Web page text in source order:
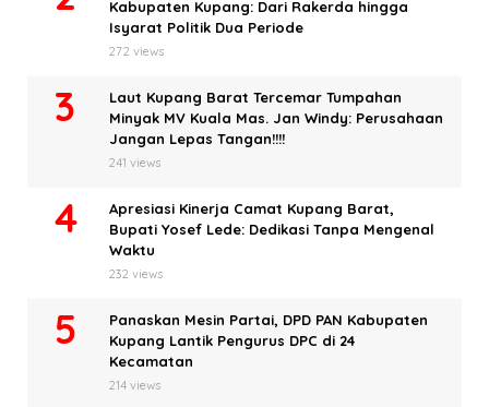
Kabupaten Kupang: Dari Rakerda hingga
Isyarat Politik Dua Periode
272 views
Laut Kupang Barat Tercemar Tumpahan
Minyak MV Kuala Mas. Jan Windy: Perusahaan
Jangan Lepas Tangan!!!!
241 views
Apresiasi Kinerja Camat Kupang Barat,
Bupati Yosef Lede: Dedikasi Tanpa Mengenal
Waktu
232 views
Panaskan Mesin Partai, DPD PAN Kabupaten
Kupang Lantik Pengurus DPC di 24
Kecamatan
214 views